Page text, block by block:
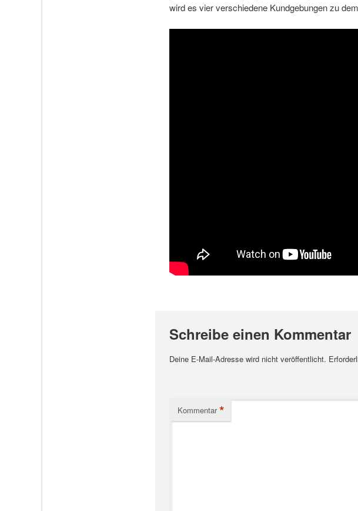
wird es vier verschiedene Kundgebungen zu
Schreibe einen Kommentar
Deine E-Mail-Adresse wird nicht veröffentlicht.
Kommentar *